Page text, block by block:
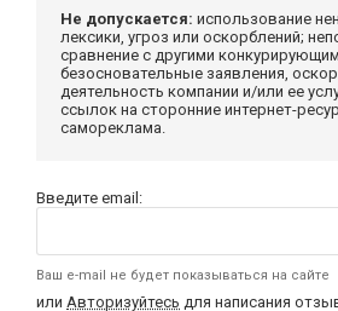
Не допускается: использование
лексики, угроз или оскорблений;
сравнение с другими
безосновательные заявления,
деятельность компании и/или ее
ссылок на сторонние интернет-
самореклама.
Введите email:
Ваш e-mail не будет показываться на сайте
или Авторизуйтесь для написания